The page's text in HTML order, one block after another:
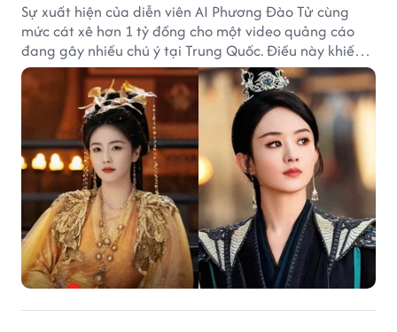
Sự xuất hiện của diễn viên AI Phương Đào Tử cùng
mức cát xê hơn 1 tỷ đồng cho một video quảng cáo
đang gây nhiều chú ý tại Trung Quốc. Điều này khiến
không ít người đặt câu hỏi liệu những ngôi sao hàng
đầu như Bạch Lộc, Triệu Lệ Dĩnh có thể bị thay thế
trong tương lai.